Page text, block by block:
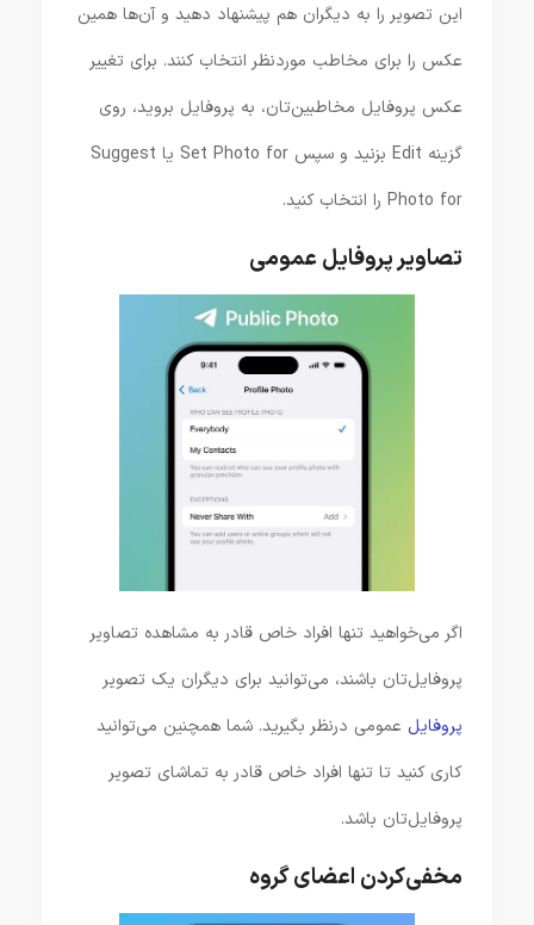
این تصویر را به دیگران هم پیشنهاد دهید و آن‌ها همین
عکس را برای مخاطب موردنظر انتخاب کنند. برای تغییر
عکس پروفایل مخاطبین‌تان، به پروفایل بروید، روی
گزینه Edit بزنید و سپس Set Photo for یا Suggest
Photo for را انتخاب کنید.
تصاویر پروفایل عمومی
اگر می‌خواهید تنها افراد خاص قادر به مشاهده تصاویر
پروفایل‌تان باشند، می‌توانید برای دیگران یک تصویر
پروفایل عمومی درنظر بگیرید. شما همچنین می‌توانید
کاری کنید تا تنها افراد خاص قادر به تماشای تصویر
پروفایل‌تان باشد.
مخفی‌کردن اعضای گروه